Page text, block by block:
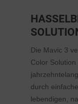
Die Mavic 3
Color
durch
lebendigen,